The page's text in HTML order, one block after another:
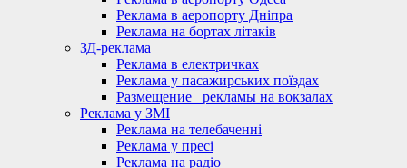
Реклама в аеропорту Дніпра
Реклама на бортах літаків
ЗД-реклама
Реклама в електричках
Реклама у пасажирських поїздах
Размещение_ рекламы на вокзалах
Реклама у ЗМІ
Реклама на телебаченні
Реклама у пресі
Реклама на радіо